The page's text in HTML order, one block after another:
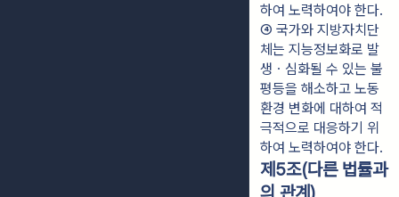
하여 노력하여야 한다.
④ 국가와 지방자치단
체는 지능정보화로 발
생ㆍ심화될 수 있는 불
평등을 해소하고 노동
환경 변화에 대하여 적
극적으로 대응하기 위
하여 노력하여야 한다.
제5조(다른 법률과
의 관계)